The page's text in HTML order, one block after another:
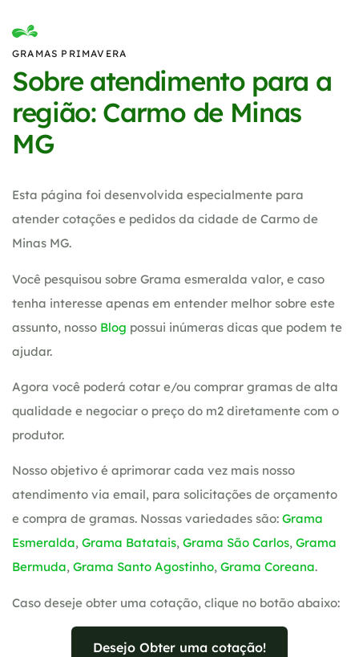
GRAMAS PRIMAVERA
Sobre atendimento para a
região: Carmo de Minas
MG
Esta página foi desenvolvida especialmente para
atender cotações e pedidos da cidade de Carmo de
Minas MG.
Você pesquisou sobre Grama esmeralda valor, e caso
tenha interesse apenas em entender melhor sobre este
assunto, nosso Blog possui inúmeras dicas que podem te
ajudar.
Agora você poderá cotar e/ou comprar gramas de alta
qualidade e negociar o preço do m2 diretamente com o
produtor.
Nosso objetivo é aprimorar cada vez mais nosso
atendimento via email, para solicitações de orçamento
e compra de gramas. Nossas variedades são: Grama
Esmeralda, Grama Batatais, Grama São Carlos, Grama
Bermuda, Grama Santo Agostinho, Grama Coreana.
Caso deseje obter uma cotação, clique no botão abaixo:
Desejo Obter uma cotação!